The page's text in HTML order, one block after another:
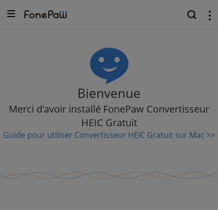
Bienvenue
Merci d'avoir installé FonePaw Convertisseur
HEIC Gratuit
Guide pour utiliser Convertisseur HEIC Gratuit sur Mac >>